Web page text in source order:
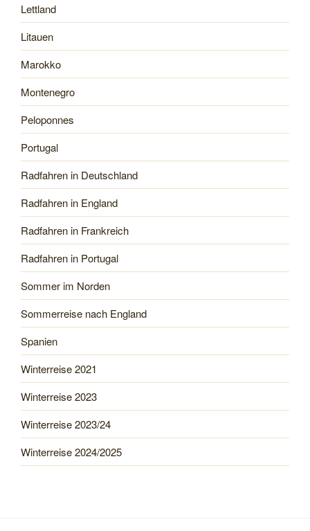
Lettland
Litauen
Marokko
Montenegro
Peloponnes
Portugal
Radfahren in Deutschland
Radfahren in England
Radfahren in Frankreich
Radfahren in Portugal
Sommer im Norden
Sommerreise nach England
Spanien
Winterreise 2021
Winterreise 2023
Winterreise 2023/24
Winterreise 2024/2025